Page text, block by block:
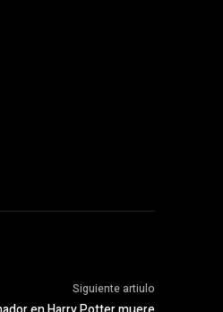
Siguiente artiulo